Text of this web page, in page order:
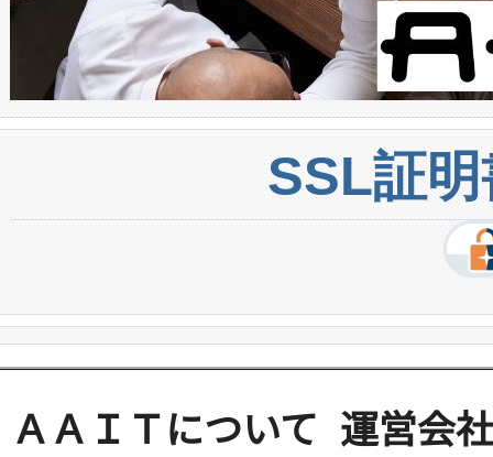
SSL証
ＡＡＩＴについて 運営会社